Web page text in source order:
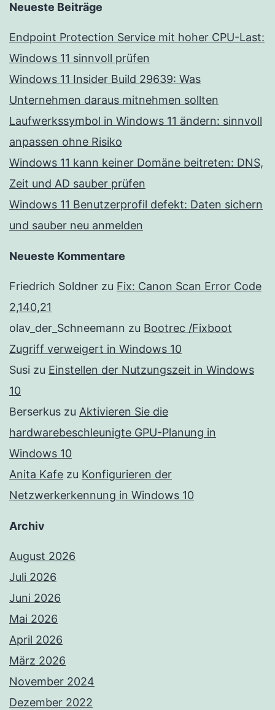
Neueste Beiträge
Endpoint Protection Service mit hoher CPU-Last:
Windows 11 sinnvoll prüfen
Windows 11 Insider Build 29639: Was
Unternehmen daraus mitnehmen sollten
Laufwerkssymbol in Windows 11 ändern: sinnvoll
anpassen ohne Risiko
Windows 11 kann keiner Domäne beitreten: DNS,
Zeit und AD sauber prüfen
Windows 11 Benutzerprofil defekt: Daten sichern
und sauber neu anmelden
Neueste Kommentare
Friedrich Soldner zu Fix: Canon Scan Error Code
2,140,21
olav_der_Schneemann zu Bootrec /Fixboot
Zugriff verweigert in Windows 10
Susi zu Einstellen der Nutzungszeit in Windows
10
Berserkus zu Aktivieren Sie die
hardwarebeschleunigte GPU-Planung in
Windows 10
Anita Kafe zu Konfigurieren der
Netzwerkerkennung in Windows 10
Archiv
August 2026
Juli 2026
Juni 2026
Mai 2026
April 2026
März 2026
November 2024
Dezember 2022